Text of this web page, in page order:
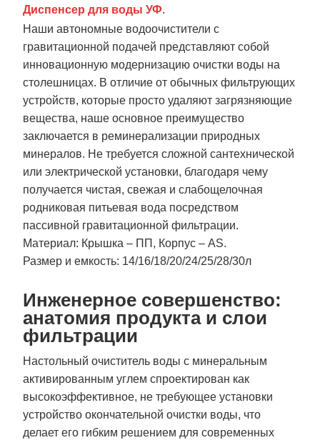
Диспенсер для воды УФ.
Наши автономные водоочистители с
гравитационной подачей представляют собой
инновационную модернизацию очистки воды на
столешницах. В отличие от обычных фильтрующих
устройств, которые просто удаляют загрязняющие
вещества, наше основное преимущество
заключается в реминерализации природных
минералов. Не требуется сложной сантехнической
или электрической установки, благодаря чему
получается чистая, свежая и слабощелочная
родниковая питьевая вода посредством
пассивной гравитационной фильтрации.
Материал: Крышка – ПП, Корпус – AS.
Размер и емкость: 14/16/18/20/24/25/28/30л
Инженерное совершенство:
анатомия продукта и слои
фильтрации
Настольный очиститель воды с минеральным
активированным углем спроектирован как
высокоэффективное, не требующее установки
устройство окончательной очистки воды, что
делает его гибким решением для современных